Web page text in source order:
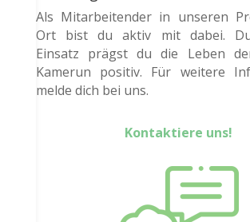
Als Mitarbeitender in unseren
Ort bist du aktiv mit dabei.
Einsatz prägst du die Leben
Kamerun positiv. Für weitere
melde dich bei uns.
Kontaktiere uns!